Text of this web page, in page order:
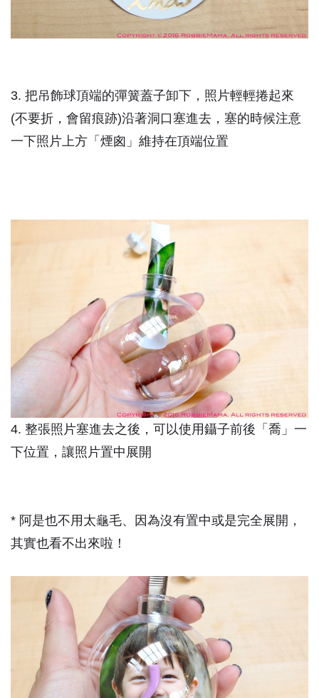
3. 把吊飾球頂端的彈簧蓋子卸下，照片輕輕捲起來
(不要折，會留痕跡)沿著洞口塞進去，塞的時候注意
一下照片上方「煙囪」維持在頂端位置
4. 整張照片塞進去之後，可以使用鑷子前後「喬」一
下位置，讓照片置中展開
* 阿是也不用太龜毛、因為沒有置中或是完全展開，
其實也看不出來啦！